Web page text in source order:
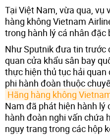
Tại Việt Nam, vừa qua, vụ
hàng không Vietnam
trong hành lý cá nhân đặc
Như Sputnik đưa tin trước
quan cửa khẩu sân bay
thực hiện thủ tục hải
phi hành đoàn thuộc
Hãng hàng không
Nam đã phát hiện hành lý
hành đoàn nghi vấn chứa
ngụy trang trong các hộp